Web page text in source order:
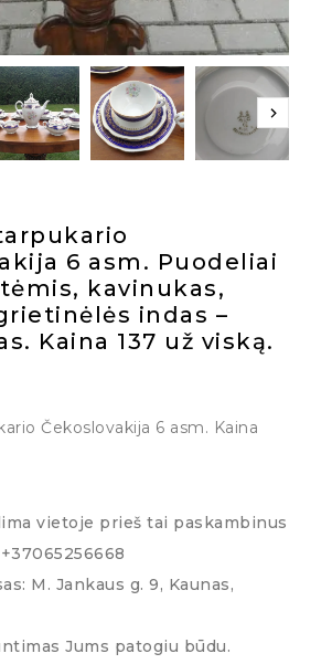
6 asm. Puodeliai
kavinukas,
indas –
Kaina 137 už viską.
Čekoslovakija 6 asm. Kaina
vietoje prieš tai paskambinus
M. Jankaus g. 9, Kaunas,
Jums patogiu būdu.